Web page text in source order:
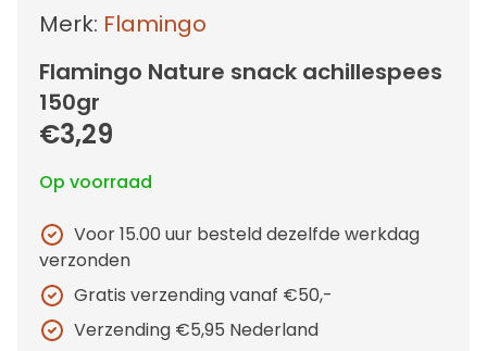
Merk: Flamingo
Flamingo Nature snack achillespees
150gr
€3,29
Op voorraad
Voor 15.00 uur besteld dezelfde werkdag
verzonden
Gratis verzending vanaf €50,-
Verzending €5,95 Nederland